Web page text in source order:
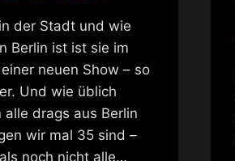
der Stadt und wie
Berlin ist ist sie im
neuen Show – so
Und wie üblich
drags aus Berlin
wir mal 35 sind –
noch nicht alle…